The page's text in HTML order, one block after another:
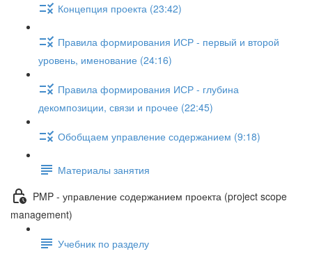
Концепция проекта (23:42)
Правила формирования ИСР - первый и второй
уровень, именование (24:16)
Правила формирования ИСР - глубина
декомпозиции, связи и прочее (22:45)
Обобщаем управление содержанием (9:18)
Материалы занятия
PMP - управление содержанием проекта (project scope
management)
Учебник по разделу